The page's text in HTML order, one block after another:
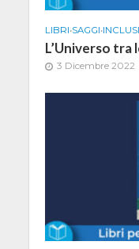
LIBRI•SAGGI•
L’Universo tra
3 Dicembre 2022